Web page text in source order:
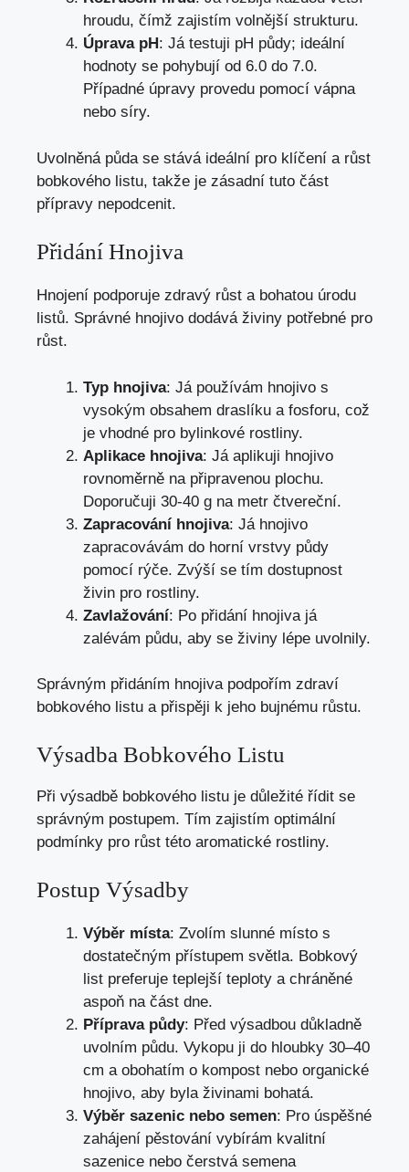
hroudu, čímž zajistím volnější strukturu.
Úprava pH: Já testuji pH půdy; ideální
hodnoty se pohybují od 6.0 do 7.0.
Případné úpravy provedu pomocí vápna
nebo síry.
Uvolněná půda se stává ideální pro klíčení a růst
bobkového listu, takže je zásadní tuto část
přípravy nepodcenit.
Přidání Hnojiva
Hnojení podporuje zdravý růst a bohatou úrodu
listů. Správné hnojivo dodává živiny potřebné pro
růst.
Typ hnojiva: Já používám hnojivo s
vysokým obsahem draslíku a fosforu, což
je vhodné pro bylinkové rostliny.
Aplikace hnojiva: Já aplikuji hnojivo
rovnoměrně na připravenou plochu.
Doporučuji 30-40 g na metr čtvereční.
Zapracování hnojiva: Já hnojivo
zapracovávám do horní vrstvy půdy
pomocí rýče. Zvýší se tím dostupnost
živin pro rostliny.
Zavlažování: Po přidání hnojiva já
zalévám půdu, aby se živiny lépe uvolnily.
Správným přidáním hnojiva podpořím zdraví
bobkového listu a přispěji k jeho bujnému růstu.
Výsadba Bobkového Listu
Při výsadbě bobkového listu je důležité řídit se
správným postupem. Tím zajistím optimální
podmínky pro růst této aromatické rostliny.
Postup Výsadby
Výběr místa: Zvolím slunné místo s
dostatečným přístupem světla. Bobkový
list preferuje teplejší teploty a chráněné
aspoň na část dne.
Příprava půdy: Před výsadbou důkladně
uvolním půdu. Vykopu ji do hloubky 30–40
cm a obohatím o kompost nebo organické
hnojivo, aby byla živinami bohatá.
Výběr sazenic nebo semen: Pro úspěšné
zahájení pěstování vybírám kvalitní
sazenice nebo čerstvá semena